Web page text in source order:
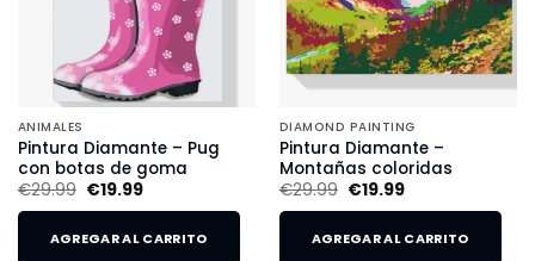
ANIMALES
Pintura Diamante – Pug
con botas de goma
€29.99 €19.99
AGREGAR AL CARRITO
DIAMOND PAINTING
Pintura Diamante –
Montañas coloridas
€29.99 €19.99
AGREGAR AL CARRITO